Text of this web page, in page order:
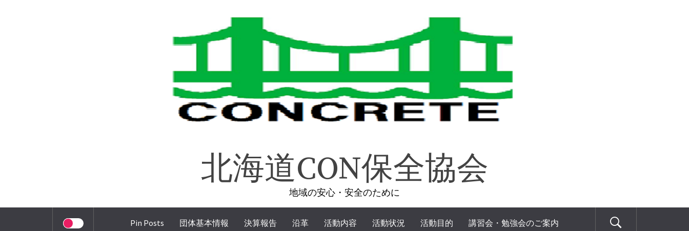
北海道CON保全協会
地域の安心・安全のために
Pin Posts 団体基本情報 決算報告 沿革 活動内容 活動状況 活動目的 講習会・勉強会のご案内